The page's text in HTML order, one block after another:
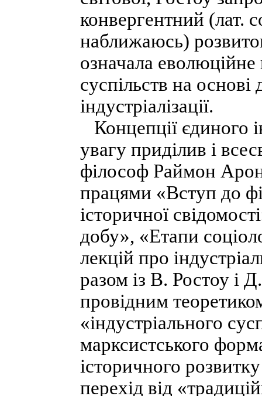
конвергентний (лат.
наближаюсь)
означала
суспільств на
індустріалізації.
Концепції єдиного
увагу приділив і
філософ Раймон
працями «Вступ до
історичної
добу», «Етапи
лекцій про
разом із В. Ростоу і
провідним
«індустріального
марксистського
історичного
перехід від